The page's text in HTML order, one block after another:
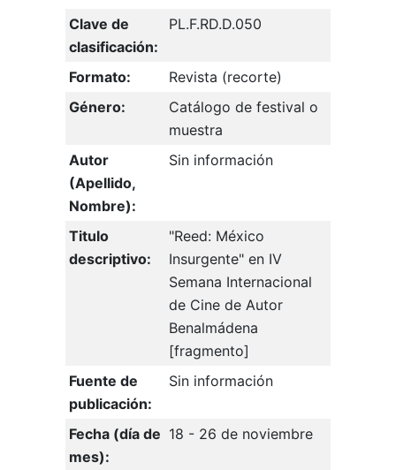
Clave de
clasificación:
PL.F.RD.D.050
Formato:
Revista (recorte)
Género:
Catálogo de festival o
muestra
Autor
(Apellido,
Nombre):
Sin información
Titulo
descriptivo:
"Reed: México
Insurgente" en IV
Semana Internacional
de Cine de Autor
Benalmádena
[fragmento]
Fuente de
publicación:
Sin información
Fecha (día de
mes):
18 - 26 de noviembre